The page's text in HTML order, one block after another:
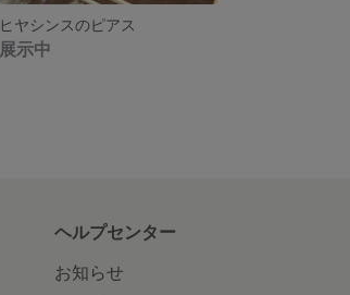
ヒヤシンスのピアス
展示中
ヘルプセンター
お知らせ